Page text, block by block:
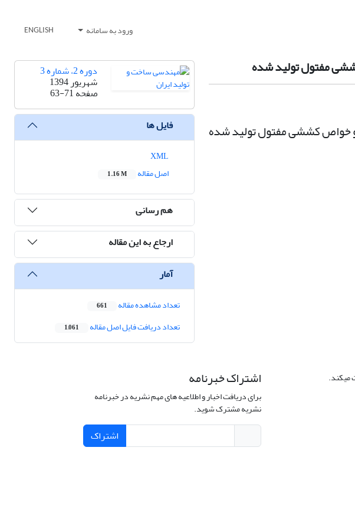
ورود به سامانه ENGLISH
مفتول تولید شده
و خواص کششی مفتول تولید شده
دوره 2، شماره 3
شهریور 1394
صفحه63-71
فایل ها
اصل مقاله
1.16 M
هم رسانی
ارجاع به این مقاله
آمار
تعداد مشاهده مقاله 661
تعداد دریافت فایل اصل مقاله 1,061
اشتراک خبرنامه
برای دریافت اخبار و اطلاعیه های مهم نشریه در خبرنامه
نشریه مشترک شوید.
اشتراک